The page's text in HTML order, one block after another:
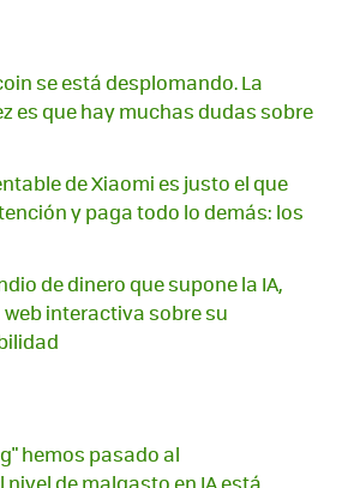
se está desplomando. La
es que hay muchas dudas sobre
de Xiaomi es justo el que
y paga todo lo demás: los
de dinero que supone la IA,
interactiva sobre su
hemos pasado al